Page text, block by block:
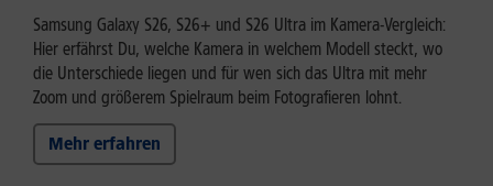
Samsung Galaxy S26, S26+ und S26 Ultra im Kamera-Vergleich:
Hier erfährst Du, welche Kamera in welchem Modell steckt, wo
die Unterschiede liegen und für wen sich das Ultra mit mehr
Zoom und größerem Spielraum beim Fotografieren lohnt.
Mehr erfahren